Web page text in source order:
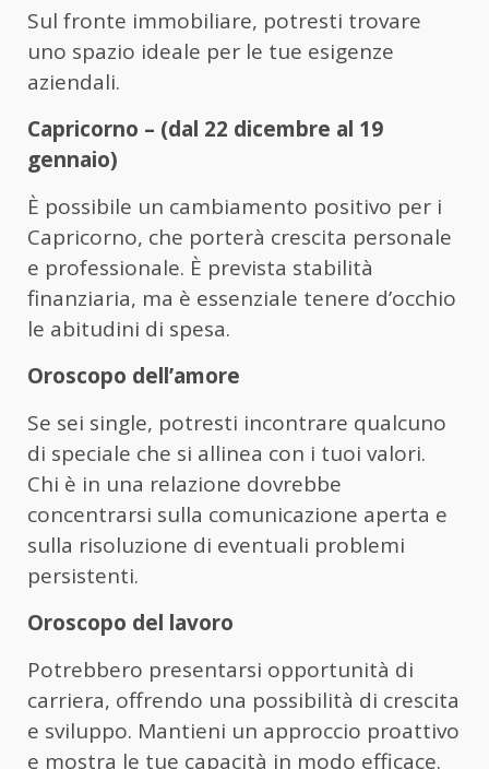
Sul fronte immobiliare, potresti trovare
uno spazio ideale per le tue esigenze
aziendali.
Capricorno – (dal 22 dicembre al 19
gennaio)
È possibile un cambiamento positivo per i
Capricorno, che porterà crescita personale
e professionale. È prevista stabilità
finanziaria, ma è essenziale tenere d’occhio
le abitudini di spesa.
Oroscopo dell’amore
Se sei single, potresti incontrare qualcuno
di speciale che si allinea con i tuoi valori.
Chi è in una relazione dovrebbe
concentrarsi sulla comunicazione aperta e
sulla risoluzione di eventuali problemi
persistenti.
Oroscopo del lavoro
Potrebbero presentarsi opportunità di
carriera, offrendo una possibilità di crescita
e sviluppo. Mantieni un approccio proattivo
e mostra le tue capacità in modo efficace.